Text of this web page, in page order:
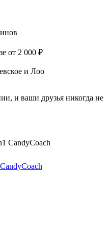
от 2 000 ₽
и Лоо
и ваши друзья никогда не